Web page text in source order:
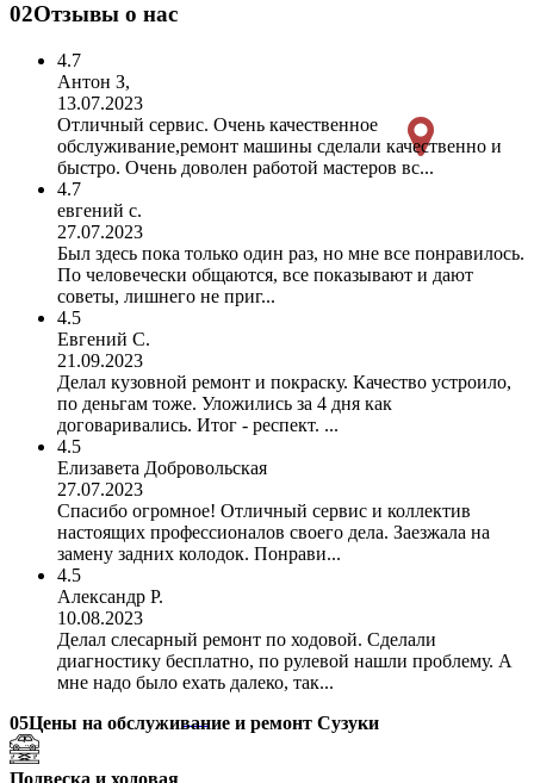
02Отзывы о нас
4.7
Антон З,
13.07.2023
Отличный сервис. Очень качественное
обслуживание,ремонт машины сделали качественно и
быстро. Очень доволен работой мастеров вс...
4.7
евгений с.
27.07.2023
Был здесь пока только один раз, но мне все понравилось.
По человечески общаются, все показывают и дают
советы, лишнего не приг...
4.5
Евгений С.
21.09.2023
Делал кузовной ремонт и покраску. Качество устроило,
по деньгам тоже. Уложились за 4 дня как
договаривались. Итог - респект. ...
4.5
Елизавета Добровольская
27.07.2023
Спасибо огромное! Отличный сервис и коллектив
настоящих профессионалов своего дела. Заезжала на
замену задних колодок. Понрави...
4.5
Александр Р.
10.08.2023
Делал слесарный ремонт по ходовой. Сделали
диагностику бесплатно, по рулевой нашли проблему. А
мне надо было ехать далеко, так...
05Цены на обслуживание и ремонт Сузуки
Подвеска и ходовая